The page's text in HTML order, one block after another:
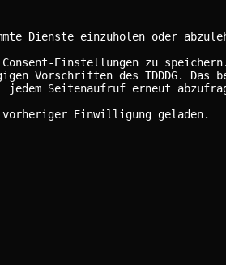
Dienste einzuholen oder
Einstellungen zu
Vorschriften des TDDDG. Das
Seitenaufruf erneut
vorheriger Einwilligung geladen.